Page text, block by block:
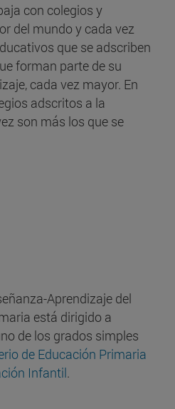
con colegios y
del mundo y cada vez
que se adscriben
forman parte de su
cada vez mayor. En
adscritos a la
son más los que se
Aprendizaje del
está dirigido a
de los grados simples
de Educación Primaria
Infantil.